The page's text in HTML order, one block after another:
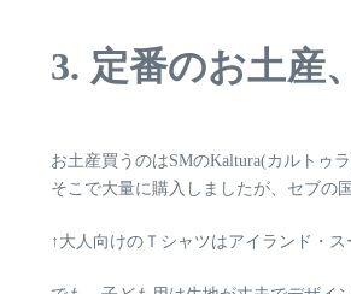
3. 定番のお土産
お土産買うのはSMのKaltura(カルトゥ
そこで大量に購入しましたが、セブの
↑大人向けのＴシャツはアイランド・